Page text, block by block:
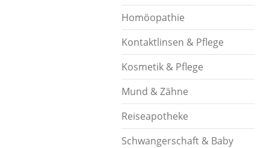
Homöopathie
Kontaktlinsen & Pflege
Kosmetik & Pflege
Mund & Zähne
Reiseapotheke
Schwangerschaft & Baby